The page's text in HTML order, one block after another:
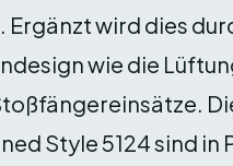
Ergänzt wird dies
wie die
Style 5124 sind in